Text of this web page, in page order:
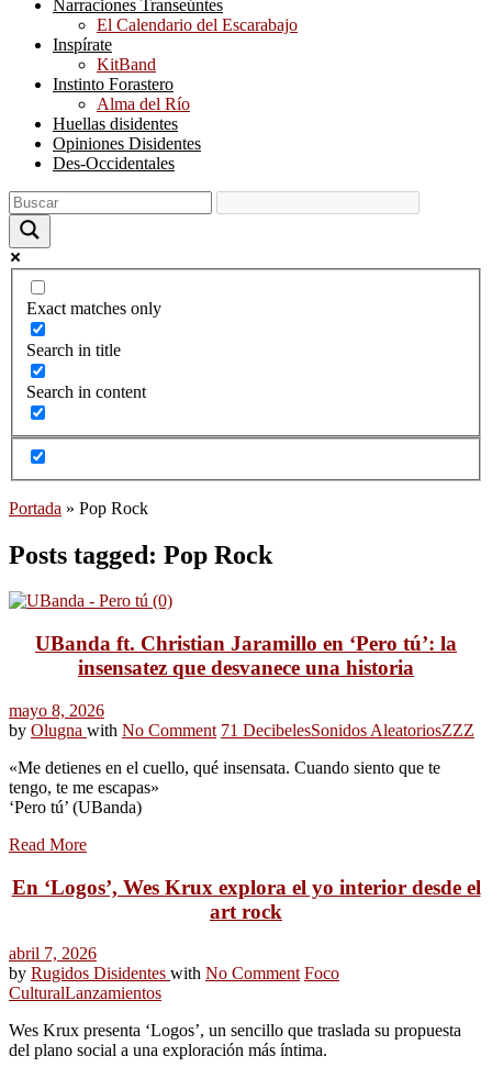
Narraciones Transeúntes
El Calendario del Escarabajo
Inspírate
KitBand
Instinto Forastero
Alma del Río
Huellas disidentes
Opiniones Disidentes
Des-Occidentales
Exact matches only
Search in title
Search in content
Portada » Pop Rock
Posts tagged: Pop Rock
UBanda ft. Christian Jaramillo en ‘Pero tú’: la
insensatez que desvanece una historia
mayo 8, 2026
by Olugna with No Comment 71 DecibelesSonidos AleatoriosZZZ
«Me detienes en el cuello, qué insensata. Cuando siento que te
tengo, te me escapas»
‘Pero tú’ (UBanda)
Read More
En ‘Logos’, Wes Krux explora el yo interior desde el
art rock
abril 7, 2026
by Rugidos Disidentes with No Comment Foco
CulturalLanzamientos
Wes Krux presenta ‘Logos’, un sencillo que traslada su propuesta
del plano social a una exploración más íntima.